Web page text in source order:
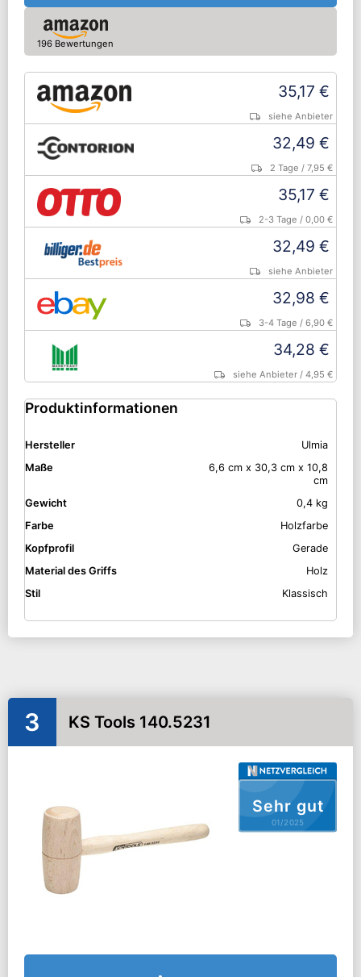
Produktinformationen
Hersteller
Ulmia
Maße
6,6 cm x 30,3 cm x 10,8
cm
Gewicht
0,4 kg
Farbe
Holzfarbe
Kopfprofil
Gerade
Material des Griffs
Holz
Stil
Klassisch
196 Bewertungen
35,17 €
siehe Anbieter
32,49 €
2 Tage / 7,95 €
35,17 €
2-3 Tage / 0,00 €
32,49 €
siehe Anbieter
32,98 €
3-4 Tage / 6,90 €
34,28 €
siehe Anbieter / 4,95 €
3 KS Tools 140.5231
Sehr gut
01/2025